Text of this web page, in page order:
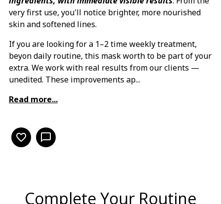
Complete Your Routine
very first use, you'll notice brighter, more nourished
skin and softened lines.
If you are looking for a 1–2 time weekly treatment,
beyon daily routine, this mask worth to be part of your
extra. We work with real results from our clients —
unedited. These improvements ap...
Read more...
favorite_border chat_bubble_outline